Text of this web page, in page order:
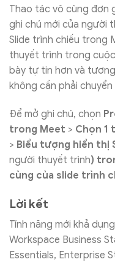
Thao tác vô cùng đơn
ghi chú mới của người
Slide trình chiếu trong
thuyết trình trong
bày tự tin hơn và
không cần phải
Để mở ghi chú, chọn
trong Meet > Chọn 1
> Biểu tượng hiển thị
người thuyết trình)
cùng của slide trình
Lời kết
Tính năng mới khả
Workspace Business
Essentials, Enterprise